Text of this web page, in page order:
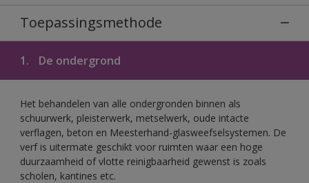
Toepassingsmethode
1. De ondergrond
Het behandelen van alle ondergronden binnen als
schuurwerk, pleisterwerk, metselwerk, oude intacte
verflagen, beton en Meesterhand-glasweefselsystemen. De
verf is uitermate geschikt voor ruimten waar een hoge
duurzaamheid of vlotte reinigbaarheid gewenst is zoals
scholen, kantines etc.